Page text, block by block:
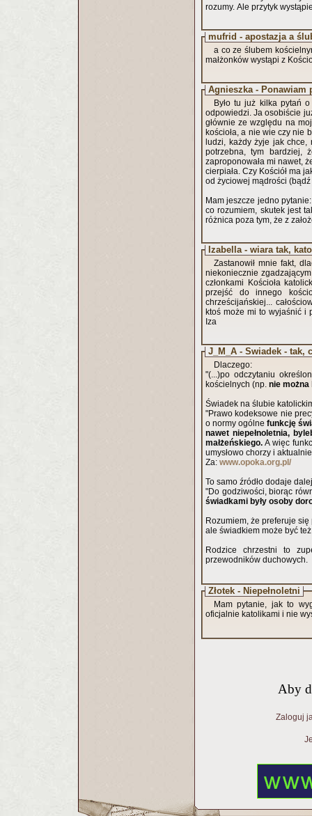
rozumy. Ale przytyk
mufrid - apostazja a
a co ze ślubem
małżonków wystąpi z
Agnieszka - Ponawiam
Było tu już kilka pytań
odpowiedzi. Ja osobiście
głównie ze względu na
kościoła, a nie wie czy nie
ludzi, każdy żyje jak
potrzebna, tym bardziej,
zaproponowała mi nawet,
cierpiała. Czy Kościół ma
od życiowej mądrości
Mam jeszcze jedno
co rozumiem, skutek jest
różnica poza tym, że z
Izabella - wiara tak,
Zastanowił mnie fakt,
niekoniecznie
członkami Kościoła
przejść do innego
chrześcijańskiej...
ktoś może mi to wyjaśnić i
Iza
J_M_A - Świadek - tak,
Dlaczego:
"(...)po odczytaniu
kościelnych (np. nie
Świadek na ślubie
"Prawo kodeksowe nie
o normy ogólne funkcję
nawet niepełnoletnia,
małżeńskiego. A więc
umysłowo chorzy i
Za: www.opoka.org.pl/
To samo źródło dodaje
"Do godziwości, biorąc
świadkami były osoby
Rozumiem, że preferuje się
ale świadkiem może być
Rodzice chrzestni to
przewodników duchowych.
Złotek - Niepełnoletni
Mam pytanie, jak to
oficjalnie katolikami i nie
Aby
Zaloguj